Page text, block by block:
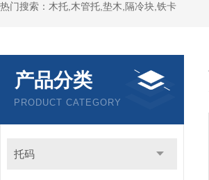
热门搜索：木托,木管托,垫木,隔冷块,铁卡
产品分类
PRODUCT CATEGORY
托码